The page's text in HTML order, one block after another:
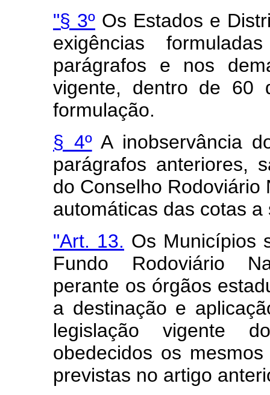
"§ 3º Os Estados e
exigências
parágrafos e nos
vigente, dentro de 60
formulação.
§ 4ºA inobservância
parágrafos anteriores,
do Conselho Rodoviário
automáticas das cotas
"Art. 13. Os Municípios
Fundo Rodoviário
perante os órgãos
a destinação e
legislação vigente
obedecidos os
previstas no artigo